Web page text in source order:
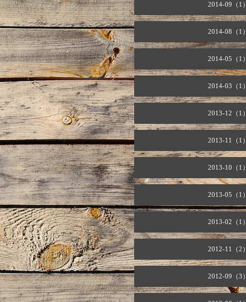
2014-09（1）
2014-08（1）
2014-05（1）
2014-03（1）
2013-12（1）
2013-11（1）
2013-10（1）
2013-05（1）
2013-02（1）
2012-11（2）
2012-09（3）